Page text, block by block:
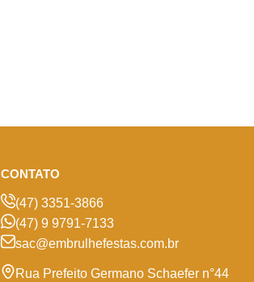
CONTATO
(47) 3351-3866
(47) 9 9791-7133
sac@embrulhefestas.com.br
Rua Prefeito Germano Schaefer n°44